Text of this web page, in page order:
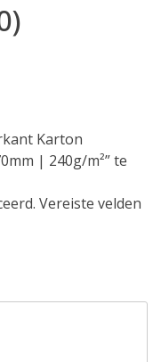
Karton
| 240g/m²” te
Vereiste velden